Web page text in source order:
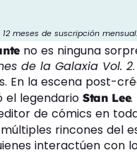
meses de suscripción mensual.
no es ninguna
de la Galaxia Vol. 2
la escena post-
el legendario Stan Lee
de cómics en
rincones del
interactúen con